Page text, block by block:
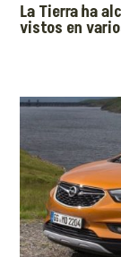
La Tierra ha
vistos en